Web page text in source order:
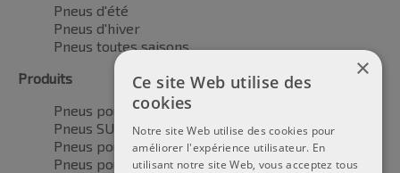
Pneus d'été
Pneus d'hiver
Pneus toutes saisons
Produits
Pneus pour voitures
Pneus SUV / 4x4
Pneus pour camionnettes
Pneus pour motos
×
Ce site Web utilise des
cookies
Notre site Web utilise des cookies pour
améliorer l'expérience utilisateur. En
utilisant notre site Web, vous acceptez tous